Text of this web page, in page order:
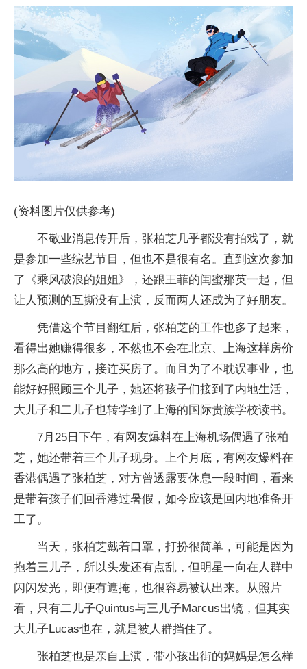
(资料图片仅供参考)
不敬业消息传开后，张柏芝几乎都没有拍戏了，就
是参加一些综艺节目，但也不是很有名。直到这次参加
了《乘风破浪的姐姐》，还跟王菲的闺蜜那英一起，但
让人预测的互撕没有上演，反而两人还成为了好朋友。
凭借这个节目翻红后，张柏芝的工作也多了起来，
看得出她赚得很多，不然也不会在北京、上海这样房价
那么高的地方，接连买房了。而且为了不耽误事业，也
能好好照顾三个儿子，她还将孩子们接到了内地生活，
大儿子和二儿子也转学到了上海的国际贵族学校读书。
7月25日下午，有网友爆料在上海机场偶遇了张柏
芝，她还带着三个儿子现身。上个月底，有网友爆料在
香港偶遇了张柏芝，对方曾透露要休息一段时间，看来
是带着孩子们回香港过暑假，如今应该是回内地准备开
工了。
当天，张柏芝戴着口罩，打扮很简单，可能是因为
抱着三儿子，所以头发还有点乱，但明星一向在人群中
闪闪发光，即便有遮掩，也很容易被认出来。从照片
看，只有二儿子Quintus与三儿子Marcus出镜，但其实
大儿子Lucas也在，就是被人群挡住了。
张柏芝也是亲自上演，带小孩出街的妈妈是怎么样